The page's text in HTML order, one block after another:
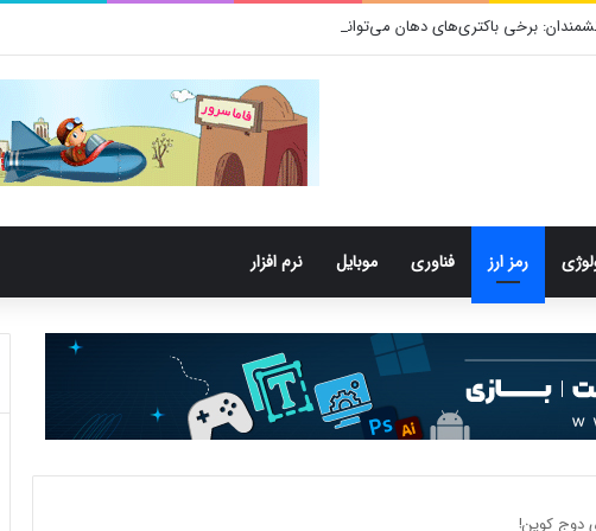
برخی باکتری‌های دهان می‌توانند خطر ابتلا به آلزایمر را افزایش دهند
رمز ارز فناوری موبایل نرم افزار
دوج کوین!